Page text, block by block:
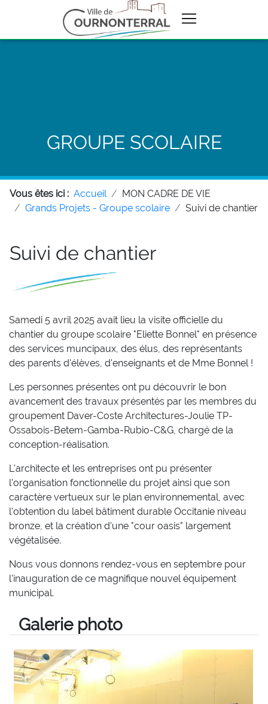
GROUPE SCOLAIRE
Vous êtes ici : Accueil
MON CADRE DE VIE
Grands Projets - Groupe scolaire
Suivi de chantier
Suivi de chantier
Samedi 5 avril 2025 avait lieu la visite officielle du
chantier du groupe scolaire "Eliette Bonnel" en présence
des services muncipaux, des élus, des représentants
des parents d'élèves, d'enseignants et de Mme Bonnel !
Les personnes présentes ont pu découvrir le bon
avancement des travaux présentés par les membres du
groupement Daver-Coste Architectures-Joulie TP-
Ossabois-Betem-Gamba-Rubio-C&G, chargé de la
conception-réalisation.
L'architecte et les entreprises ont pu présenter
l'organisation fonctionnelle du projet ainsi que son
caractère vertueux sur le plan environnemental, avec
l'obtention du label bâtiment durable Occitanie niveau
bronze, et la création d'une "cour oasis" largement
végétalisée.
Nous vous donnons rendez-vous en septembre pour
l'inauguration de ce magnifique nouvel équipement
municipal.
Galerie photo